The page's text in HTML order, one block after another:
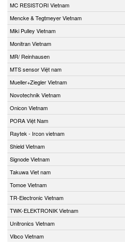
MC RESISTORI Vietnam
Mencke & Tegtmeyer Vietnam
Miki Pulley Vietnam
Monitran Vietnam
MR/ Reinhausen
MTS sensor Việt nam
Mueller+Ziegler Vietnam
Novotechnik Vietnam
Onicon Vietnam
PORA Việt Nam
Raytek - Ircon vietnam
Shield Vietnam
Signode Vietnam
Takuwa Viet nam
Tomoe Vietnam
TR-Electronic Vietnam
TWK-ELEKTRONIK Vietnam
Unitronics Vietnam
Vibco Vietnam